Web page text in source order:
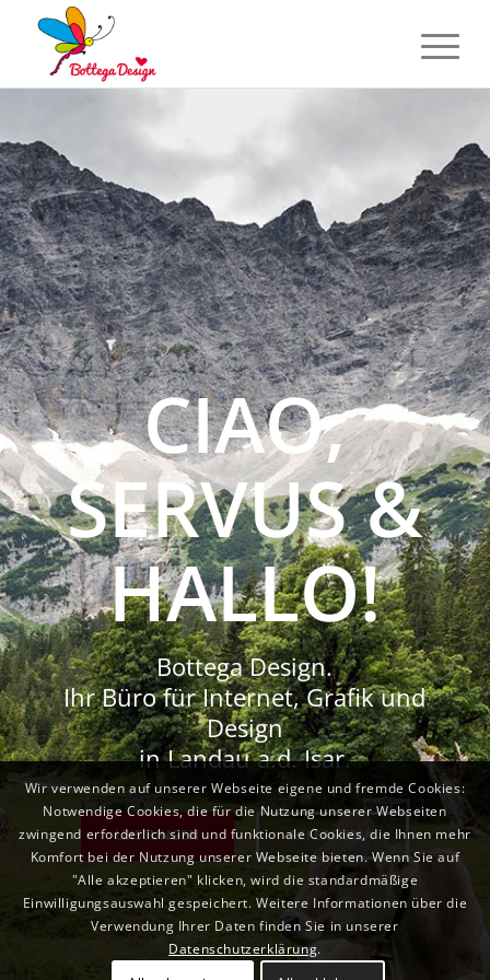
CIAO,
SERVUS &
HALLO!
Bottega Design.
Ihr Büro für Internet, Grafik und
Design
in Landau a.d. Isar.
LEISTUNGEN REFERENZEN
Wir verwenden auf unserer Webseite eigene und fremde Cookies:
Notwendige Cookies, die für die Nutzung unserer Webseiten
zwingend erforderlich sind und funktionale Cookies, die Ihnen mehr
Komfort bei der Nutzung unserer Webseite bieten. Wenn Sie auf
"Alle akzeptieren" klicken, wird die standardmäßige
Einwilligungsauswahl gespeichert. Weitere Informationen über die
Verwendung Ihrer Daten finden Sie in unserer
Datenschutzerklärung.